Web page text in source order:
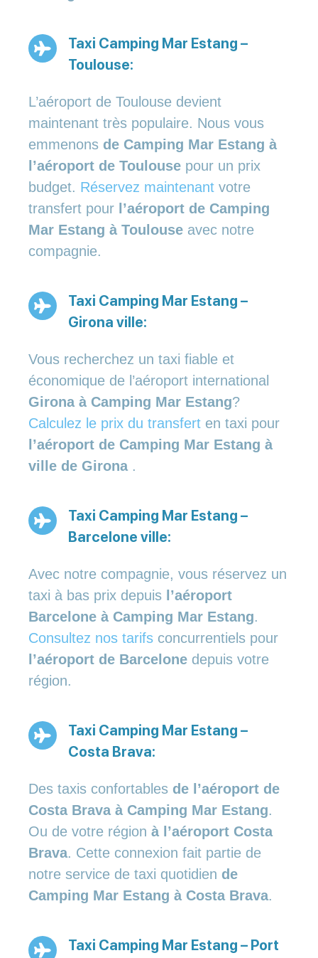
Taxi Camping Mar Estang –
Toulouse:
L’aéroport de Toulouse devient
maintenant très populaire. Nous vous
emmenons de Camping Mar Estang à
l’aéroport de Toulouse pour un prix
budget. Réservez maintenant votre
transfert pour l’aéroport de Camping
Mar Estang à Toulouse avec notre
compagnie.
Taxi Camping Mar Estang –
Girona ville:
Vous recherchez un taxi fiable et
économique de l’aéroport international
Girona à Camping Mar Estang?
Calculez le prix du transfert en taxi pour
l’aéroport de Camping Mar Estang à
ville de Girona .
Taxi Camping Mar Estang –
Barcelone ville:
Avec notre compagnie, vous réservez un
taxi à bas prix depuis l’aéroport
Barcelone à Camping Mar Estang.
Consultez nos tarifs concurrentiels pour
l’aéroport de Barcelone depuis votre
région.
Taxi Camping Mar Estang –
Costa Brava:
Des taxis confortables de l’aéroport de
Costa Brava à Camping Mar Estang.
Ou de votre région à l’aéroport Costa
Brava. Cette connexion fait partie de
notre service de taxi quotidien de
Camping Mar Estang à Costa Brava.
Taxi Camping Mar Estang – Port